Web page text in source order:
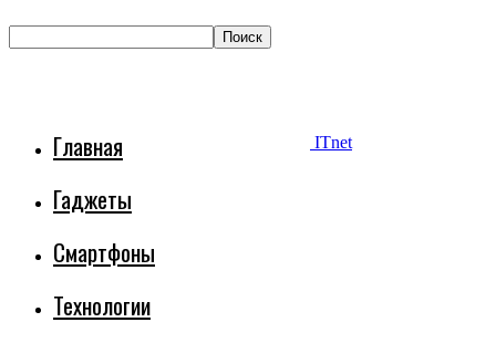
ITnet
Главная
Гаджеты
Смартфоны
Технологии